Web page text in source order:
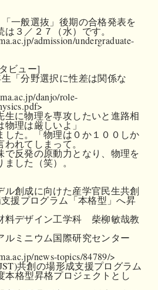
一般選抜」後期の合格発表を
は３／２７（水）です。
admission/undergraduate-
ビュー]
「分野選択に性差は関係な
danjo/role-
に物理を専攻したいと進路相
理は厳しいよ」
た。「物理は０か１００しか
れてしまって。
反発の原動力となり、物理を
ました（笑）。
創成に向けた産学官民生共創
援プログラム「本格型」へ昇
デザイン工学科　柴柳敏哉教
ミニウム国際研究センター
news-topics/84789/>
共創の場形成支援プログラム
本格型昇格プロジェクトとし